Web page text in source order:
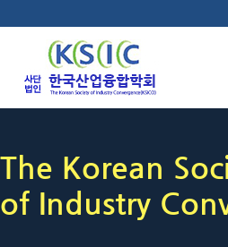
The Korean
of Industry